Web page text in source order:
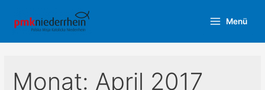
Inhalt
Menü
Monat: April 2017